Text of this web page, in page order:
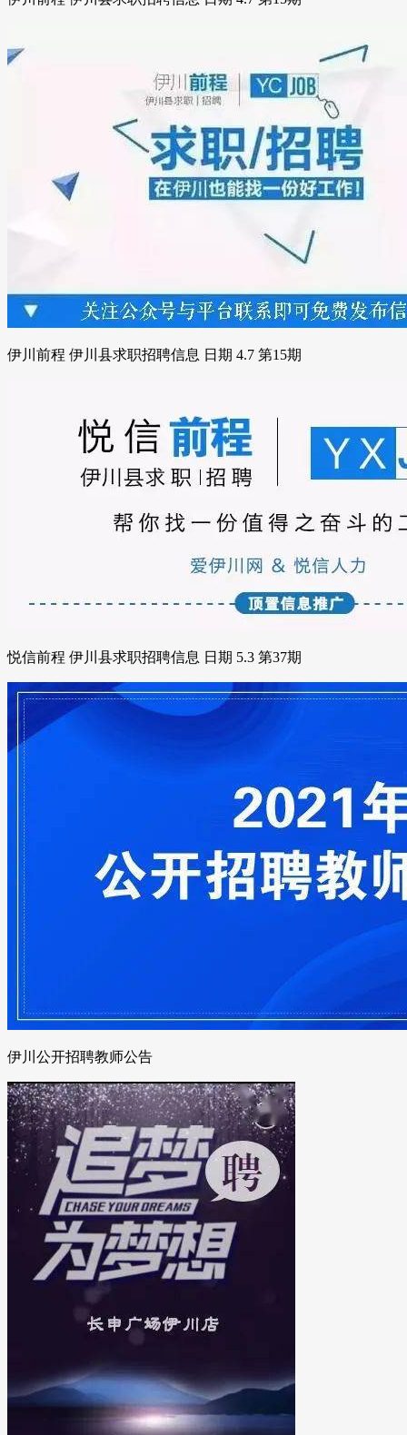
伊川前程 伊川县求职招聘信息 日期 4.7 第15期
悦信前程 伊川县求职招聘信息 日期 5.3 第37期
伊川公开招聘教师公告